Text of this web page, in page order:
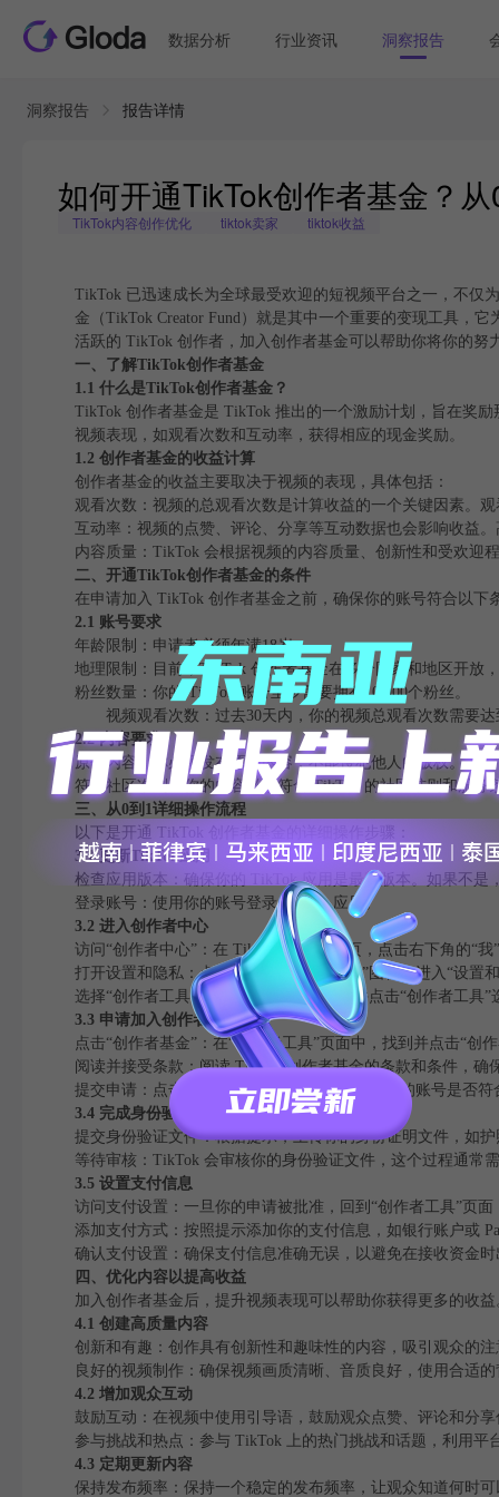
数据分析 行业资讯 洞察报告
洞察报告 报告详情
如何开通TikTok创作者基金？
TikTok内容创作优化 tiktok卖家 tiktok收益
TikTok 已迅速成长为全球最受欢迎的短视频平台之一，不仅
金（TikTok Creator Fund）就是其中一个重要的变现工具，
活跃的 TikTok 创作者，加入创作者基金可以帮助你将你的努
一、了解TikTok创作者基金
1.1 什么是TikTok创作者基金？
TikTok 创作者基金是 TikTok 推出的一个激励计划，旨在奖
视频表现，如观看次数和互动率，获得相应的现金奖励。
1.2 创作者基金的收益计算
创作者基金的收益主要取决于视频的表现，具体包括：
观看次数：视频的总观看次数是计算收益的一个关键因素。
互动率：视频的点赞、评论、分享等互动数据也会影响收益
内容质量：TikTok 会根据视频的内容质量、创新性和受欢迎
二、开通TikTok创作者基金的条件
在申请加入 TikTok 创作者基金之前，确保你的账号符合以下
2.1 账号要求
年龄限制：申请者必须年满18岁。
地理限制：目前，TikTok 创作者基金在多个国家和地区开放
粉丝数量：你的 TikTok 账号至少需要拥有10,000个粉丝。
视频观看次数：过去30天内，你的视频总观看次数需要达
2.2 内容要求
原创内容：你必须发布原创内容，不能侵犯他人的版权。
符合社区准则：你的内容必须符合 TikTok 的社区准则和服务
三、从0到1详细操作流程
以下是开通 TikTok 创作者基金的详细操作步骤：
3.1 更新TikTok应用
检查应用版本：确保你的 TikTok 应用是最新版本。如果不是
登录账号：使用你的账号登录 TikTok 应用。
3.2 进入创作者中心
访问“创作者中心”：在 TikTok 应用的首页，点击右下角的“
打开设置和隐私：点击右上角的“三条横线”图标，进入“设置
选择“创作者工具”：在设置页面中，找到并点击“创作者工具
3.3 申请加入创作者基金
点击“创作者基金”：在“创作者工具”页面中，找到并点击“创
阅读并接受条款：阅读 TikTok 创作者基金的条款和条件，确
提交申请：点击“申请”按钮，系统会自动检查你的账号是否
3.4 完成身份验证
提交身份验证文件：根据提示，上传你的身份证明文件，如
等待审核：TikTok 会审核你的身份验证文件，这个过程通常
3.5 设置支付信息
访问支付设置：一旦你的申请被批准，回到“创作者工具”页面
添加支付方式：按照提示添加你的支付信息，如银行账户或
确认支付设置：确保支付信息准确无误，以避免在接收资金
四、优化内容以提高收益
加入创作者基金后，提升视频表现可以帮助你获得更多的收
4.1 创建高质量内容
创新和有趣：创作具有创新性和趣味性的内容，吸引观众的
良好的视频制作：确保视频画质清晰、音质良好，使用合适
4.2 增加观众互动
鼓励互动：在视频中使用引导语，鼓励观众点赞、评论和分
参与挑战和热点：参与 TikTok 上的热门挑战和话题，利用平
4.3 定期更新内容
保持发布频率：保持一个稳定的发布频率，让观众知道何时